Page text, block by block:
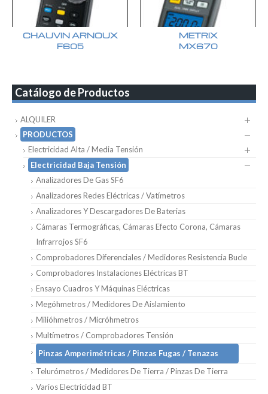
CHAUVIN ARNOUX
F605
METRIX
MX670
Catálogo de Productos
ALQUILER
PRODUCTOS
Electricidad Alta / Media Tensión
Electricidad Baja Tensión
Analizadores De Gas SF6
Analizadores Redes Eléctricas / Vatímetros
Analizadores Y Descargadores De Baterias
Cámaras Termográficas, Cámaras Efecto Corona, Cámaras
Infrarrojos SF6
Comprobadores Diferenciales / Medidores Resistencia Bucle
Comprobadores Instalaciones Eléctricas BT
Ensayo Cuadros Y Máquinas Eléctricas
Megóhmetros / Medidores De Aislamiento
Milióhmetros / Micróhmetros
Multímetros / Comprobadores Tensión
Pinzas Amperimétricas / Pinzas Fugas / Tenazas
Telurómetros / Medidores De Tierra / Pinzas De Tierra
Varios Electricidad BT